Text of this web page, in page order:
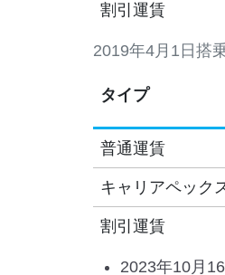
割引運賃
2019年4月1日搭
タイプ
普通運賃
キャリアペック
割引運賃
2023年10月